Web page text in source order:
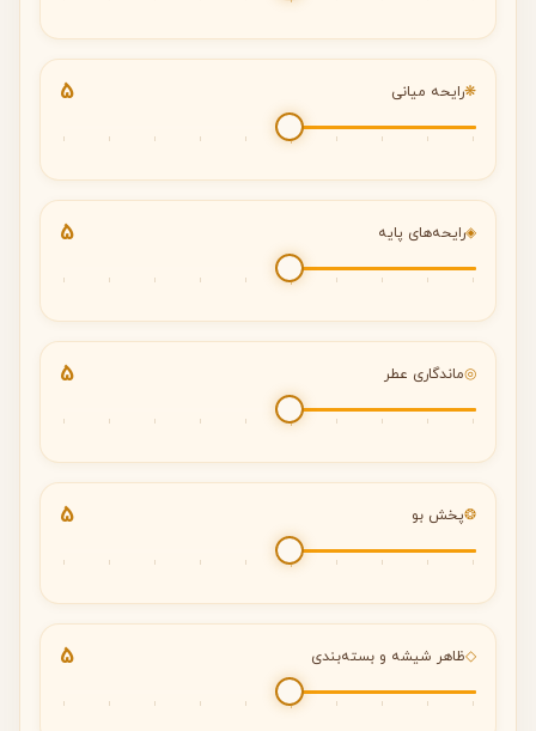
❋رایحه میانی 5
◈رایحه‌های پایه 5
◎ماندگاری عطر 5
❂پخش بو 5
◇ظاهر شیشه و بسته‌بندی 5